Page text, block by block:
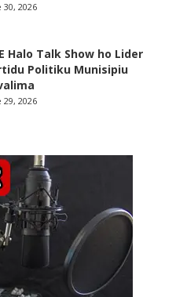
30, 2026
Halo Talk Show ho Lider
Politiku Munisipiu
29, 2026